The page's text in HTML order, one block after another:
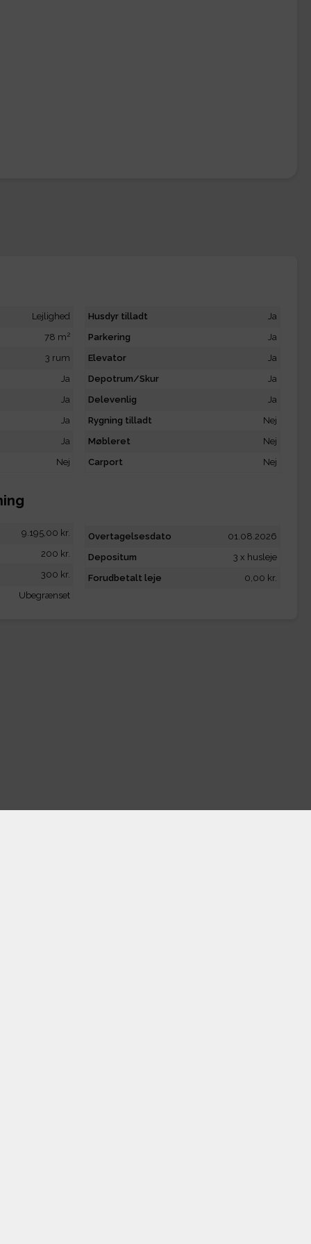
Lejlighed
78 m2
3 rum
Ja
Ja
Ja
Ja
Nej
Husdyr tilladt
Ja
Parkering
Ja
Elevator
Ja
Depotrum/Skur
Ja
Delevenlig
Ja
Rygning tilladt
Nej
Møbleret
Nej
Carport
Nej
9.195,00 kr.
200 kr.
300 kr.
Ubegrænset
Overtagelsesdato
01.08.2026
Depositum
3 x husleje
Forudbetalt leje
0,00 kr.